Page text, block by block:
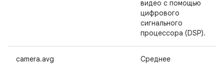
видео с помощью
цифрового
сигнального
процессора (DSP).
camera.avg
Среднее